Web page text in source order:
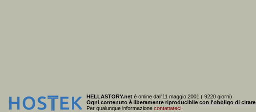
HELLASTORY.netè online dall'11 maggio 2001 ( 9220 giorni)
Ogni contenuto è liberamente riproducibile con l'obbligo di
Per qualunque informazione contattateci.